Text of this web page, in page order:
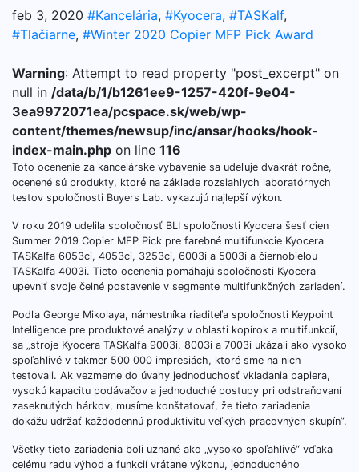
feb 3, 2020 #Kancelária, #Kyocera, #TASKalf,
#Tlačiarne, #Winter 2020 Copier MFP Pick Award
Warning: Attempt to read property "post_excerpt" on
null in /data/b/1/b1261ee9-1257-420f-9e04-
3ea9972071ea/pcspace.sk/web/wp-
content/themes/newsup/inc/ansar/hooks/hook-
index-main.php on line 116
Toto ocenenie za kancelárske vybavenie sa udeľuje dvakrát ročne,
ocenené sú produkty, ktoré na základe rozsiahlych laboratórnych
testov spoločnosti Buyers Lab. vykazujú najlepší výkon.
V roku 2019 udelila spoločnosť BLI spoločnosti Kyocera šesť cien
Summer 2019 Copier MFP Pick pre farebné multifunkcie Kyocera
TASKalfa 6053ci, 4053ci, 3253ci, 6003i a 5003i a čiernobielou
TASKalfa 4003i. Tieto ocenenia pomáhajú spoločnosti Kyocera
upevniť svoje čelné postavenie v segmente multifunkčných zariadení.
Podľa George Mikolaya, námestníka riaditeľa spoločnosti Keypoint
Intelligence pre produktové analýzy v oblasti kopírok a multifunkcií,
sa „stroje Kyocera TASKalfa 9003i, 8003i a 7003i ukázali ako vysoko
spoľahlivé v takmer 500 000 impresiách, ktoré sme na nich
testovali. Ak vezmeme do úvahy jednoduchosť vkladania papiera,
vysokú kapacitu podávačov a jednoduché postupy pri odstraňovaní
zaseknutých hárkov, musíme konštatovať, že tieto zariadenia
dokážu udržať každodennú produktivitu veľkých pracovných skupín”.
Všetky tieto zariadenia boli uznané ako „vysoko spoľahlivé“ vďaka
celému radu výhod a funkcií vrátane výkonu, jednoduchého